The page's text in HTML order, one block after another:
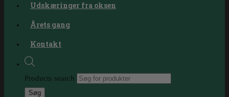
Udskæringer fra oksen
Årets gang
Kontakt
Products search
Søg